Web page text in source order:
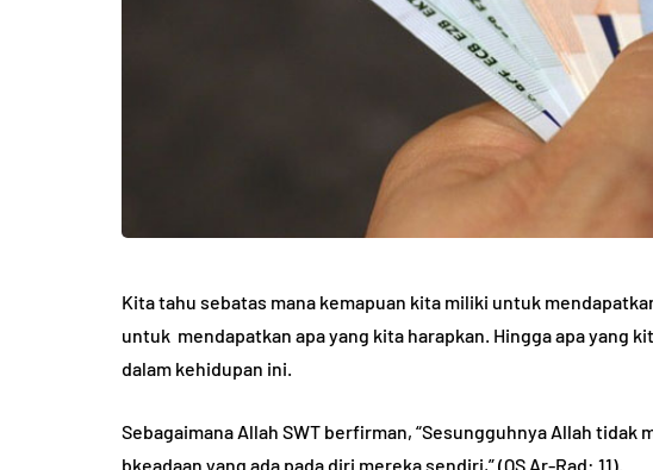
Kita tahu sebatas mana kemapuan kita miliki untuk
untuk mendapatkan apa yang kita harapkan. Hingga apa yang
dalam kehidupan ini.
Sebagaimana Allah SWT berfirman, “Sesungguhnya Allah
bkeadaan yang ada pada diri mereka sendiri,” (QS Ar-Rad: 11).